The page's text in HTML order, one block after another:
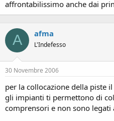
affrontabilissimo anche dai
A afma
L'Indefesso
30 Novembre 2006
per la collocazione della piste
gli impianti ti permettono di
comprensori e non sono legati